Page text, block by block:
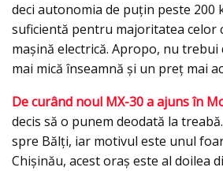
deci autonomia de puțin peste 200
suficientă pentru majoritatea celor
mașină electrică. Apropo, nu
mai mică înseamnă şi un preţ mai
De curând noul MX-30 a ajuns în
decis să o punem deodată la
spre Bălți, iar motivul este unul
Chișinău, acest oraș este al doilea